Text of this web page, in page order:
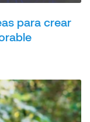
para crear